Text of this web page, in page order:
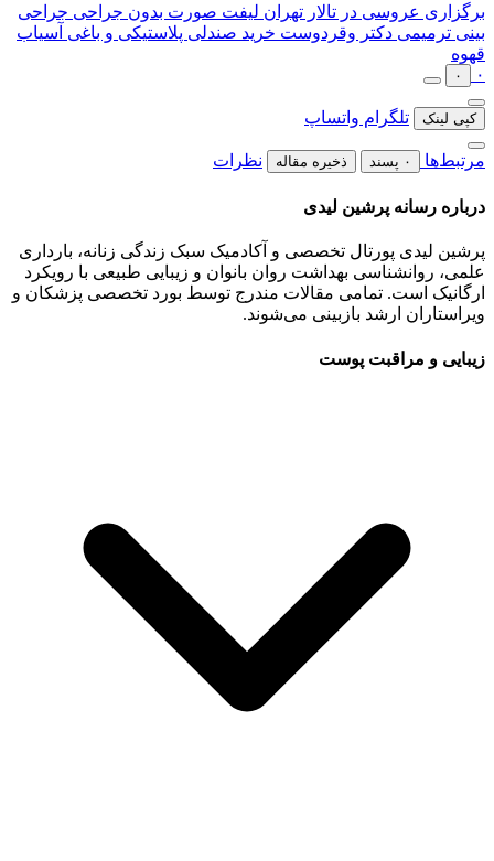
برگزاری عروسی در تالار تهران لیفت صورت بدون جراحی جراحی
بینی ترمیمی دکتر وقردوست خرید صندلی پلاستیکی و باغی آسیاب
قهوه
۰
۰
کپی لینک تلگرام واتساپ
مرتبط‌ها ۰ پسند ذخیره مقاله نظرات
درباره رسانه پرشین لیدی
پرشین لیدی پورتال تخصصی و آکادمیک سبک زندگی زنانه، بارداری
علمی، روانشناسی بهداشت روان بانوان و زیبایی طبیعی با رویکرد
ارگانیک است. تمامی مقالات مندرج توسط بورد تخصصی پزشکان و
ویراستاران ارشد بازبینی می‌شوند.
زیبایی و مراقبت پوست